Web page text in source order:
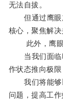
无法自拔。
但通过鹰眼
核心，聚焦解决
此外，鹰眼
当我们面临
作状态推向极限
我们将能够
问题，提高工作